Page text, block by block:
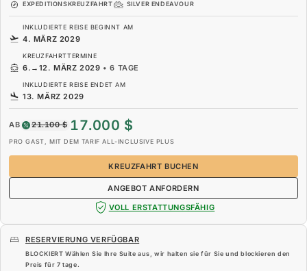
EXPEDITIONSKREUZFAHRT SILVER ENDEAVOUR
INKLUDIERTE REISE BEGINNT AM
4. MÄRZ 2029
KREUZFAHRTTERMINE
6. → 12. MÄRZ 2029 •6 TAGE
INKLUDIERTE REISE ENDET AM
13. MÄRZ 2029
AB 21.100 $ 17.000 $
PRO GAST, MIT DEM TARIF ALL-INCLUSIVE PLUS
KREUZFAHRT BUCHEN
ANGEBOT ANFORDERN
VOLL ERSTATTUNGSFÄHIG
RESERVIERUNG VERFÜGBAR
BLOCKIERT Wählen Sie Ihre Suite aus, wir halten sie für Sie und blockieren den
Preis für 7 tage.